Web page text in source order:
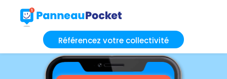
Référencez votre collectivité